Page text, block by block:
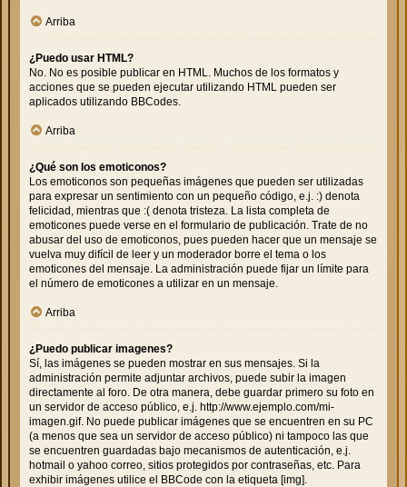
Arriba
¿Puedo usar HTML?
No. No es posible publicar en HTML. Muchos de los formatos y
acciones que se pueden ejecutar utilizando HTML pueden ser
aplicados utilizando BBCodes.
Arriba
¿Qué son los emoticonos?
Los emoticonos son pequeñas imágenes que pueden ser utilizadas
para expresar un sentimiento con un pequeño código, e.j. :) denota
felicidad, mientras que :( denota tristeza. La lista completa de
emoticones puede verse en el formulario de publicación. Trate de no
abusar del uso de emoticonos, pues pueden hacer que un mensaje se
vuelva muy difícil de leer y un moderador borre el tema o los
emoticones del mensaje. La administración puede fijar un límite para
el número de emoticones a utilizar en un mensaje.
Arriba
¿Puedo publicar imagenes?
Sí, las imágenes se pueden mostrar en sus mensajes. Si la
administración permite adjuntar archivos, puede subir la imagen
directamente al foro. De otra manera, debe guardar primero su foto en
un servidor de acceso público, e.j. http://www.ejemplo.com/mi-
imagen.gif. No puede publicar imágenes que se encuentren en su PC
(a menos que sea un servidor de acceso público) ni tampoco las que
se encuentren guardadas bajo mecanismos de autenticación, e.j.
hotmail o yahoo correo, sitios protegidos por contraseñas, etc. Para
exhibir imágenes utilice el BBCode con la etiqueta [img].